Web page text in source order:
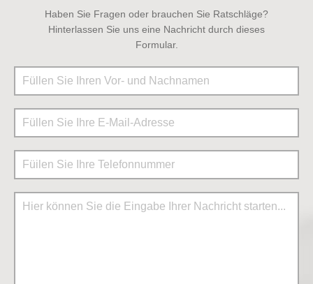
Haben Sie Fragen oder brauchen Sie Ratschläge?
Hinterlassen Sie uns eine Nachricht durch dieses
Formular.